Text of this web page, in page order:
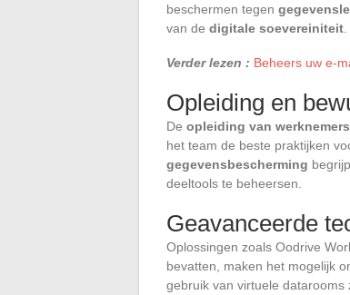
beschermen tegen
van de digitale soevereiniteit
Verder lezen : Beheers uw e-
Opleiding en
De opleiding van werknemers
het team de beste praktijken
gegevensbescherming
deeltools te beheersen.
Geavanceerde
Oplossingen zoals Oodrive
bevatten, maken het mogelijk
gebruik van virtuele